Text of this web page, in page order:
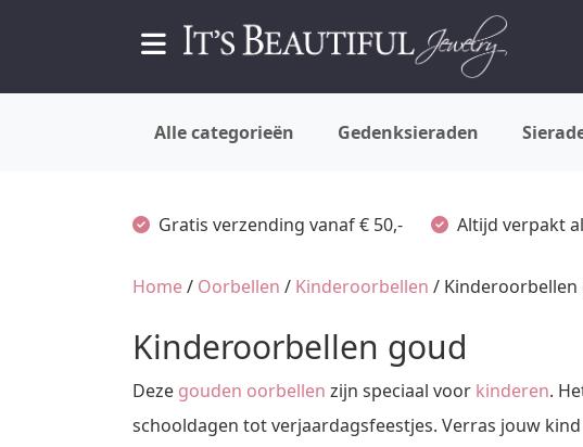
Alle categorieën Gedenksieraden
Gratis verzending vanaf € 50,- Altijd verpakt
Home/ Oorbellen / Kinderoorbellen / Kinderoorbellen
Kinderoorbellen goud
Deze gouden oorbellen zijn speciaal voor kinderen.
schooldagen tot verjaardagsfeestjes. Verras jouw